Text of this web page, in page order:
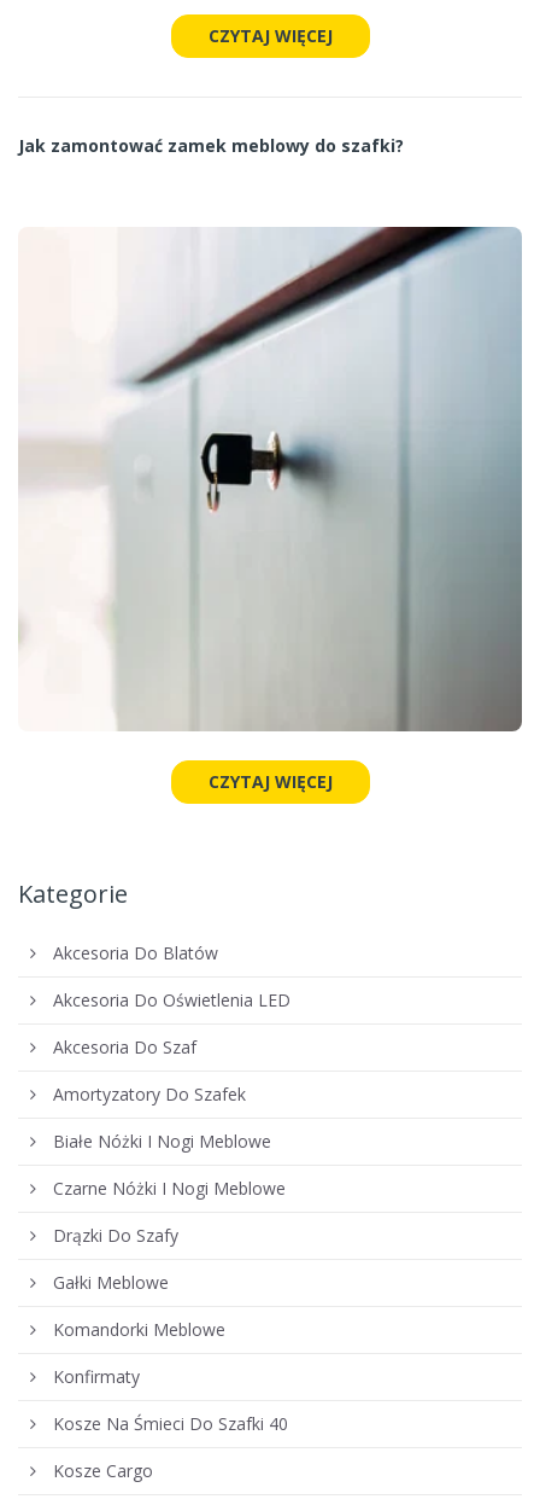
CZYTAJ WIĘCEJ
Jak zamontować zamek meblowy do szafki?
CZYTAJ WIĘCEJ
Kategorie
Akcesoria Do Blatów
Akcesoria Do Oświetlenia LED
Akcesoria Do Szaf
Amortyzatory Do Szafek
Białe Nóżki I Nogi Meblowe
Czarne Nóżki I Nogi Meblowe
Drązki Do Szafy
Gałki Meblowe
Komandorki Meblowe
Konfirmaty
Kosze Na Śmieci Do Szafki 40
Kosze Cargo